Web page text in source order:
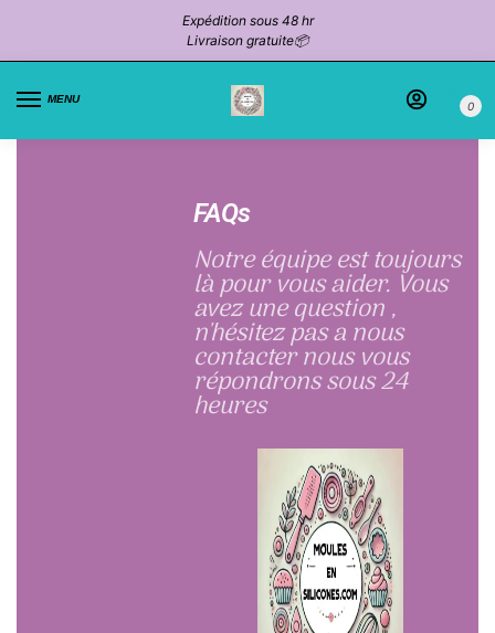
Expédition sous 48 hr
Livraison gratuite📦
MENU
0
FAQs
Notre équipe est toujours
là pour vous aider. Vous
avez une question ,
n'hésitez pas a nous
contacter nous vous
répondrons sous 24
heures